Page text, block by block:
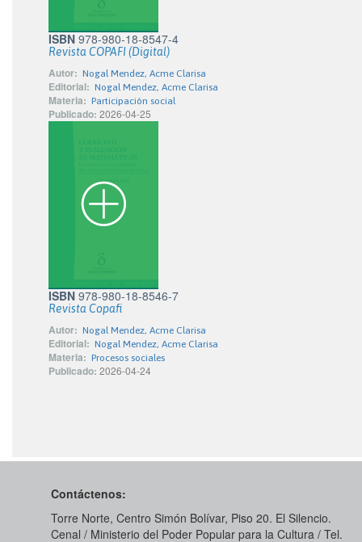
ISBN 978-980-18-8547-4
Revista COPAFI (Digital)
Autor: Nogal Mendez, Acme Clarisa
Editorial: Nogal Mendez, Acme Clarisa
Materia: Participación social
Publicado: 2026-04-25
ISBN 978-980-18-8546-7
Revista Copafi
Autor: Nogal Mendez, Acme Clarisa
Editorial: Nogal Mendez, Acme Clarisa
Materia: Procesos sociales
Publicado: 2026-04-24
Contáctenos:
Torre Norte, Centro Simón Bolívar, Piso 20. El Silencio.
Cenal / Ministerio del Poder Popular para la Cultura / Tel.